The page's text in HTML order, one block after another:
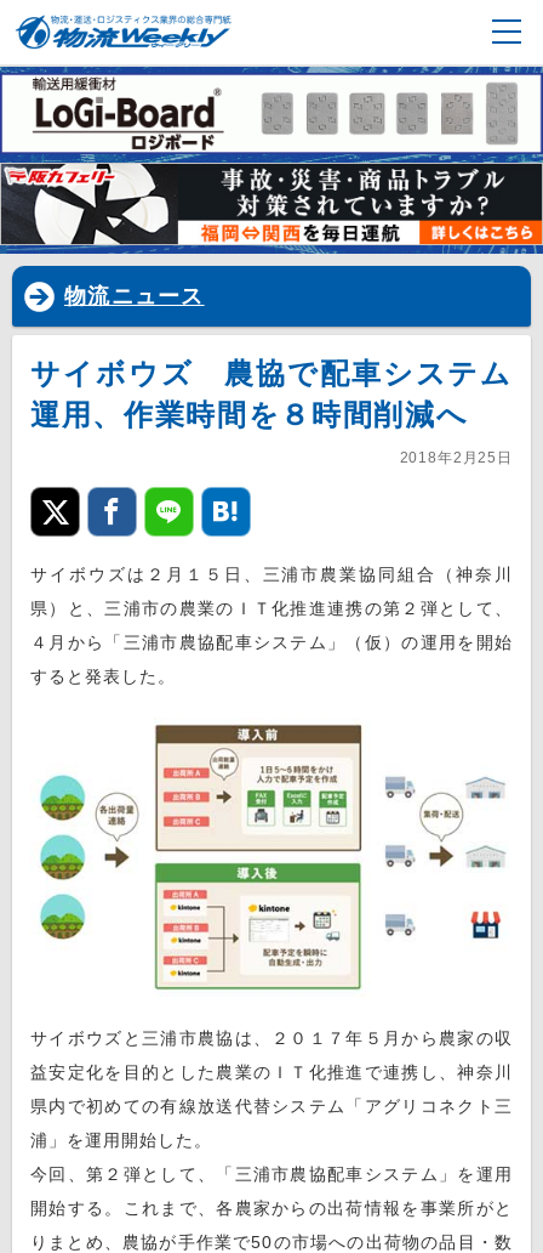
物流ニュース
サイボウズ 農協で配車システム
運用、作業時間を８時間削減へ
2018年2月25日
サイボウズは２月１５日、三浦市農業協同組合（神奈川
県）と、三浦市の農業のＩＴ化推進連携の第２弾として、
４月から「三浦市農協配車システム」（仮）の運用を開始
すると発表した。
サイボウズと三浦市農協は、２０１７年５月から農家の収
益安定化を目的とした農業のＩＴ化推進で連携し、神奈川
県内で初めての有線放送代替システム「アグリコネクト三
浦」を運用開始した。
今回、第２弾として、「三浦市農協配車システム」を運用
開始する。これまで、各農家からの出荷情報を事業所がと
りまとめ、農協が手作業で50の市場への出荷物の品目・数